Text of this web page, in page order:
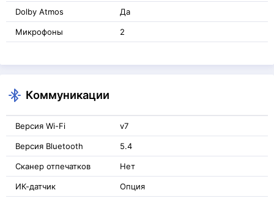
Dolby Atmos Да
Микрофоны 2
Коммуникации
Версия Wi-Fi v7
Версия Bluetooth 5.4
Сканер отпечатков Нет
ИК-датчик Опция